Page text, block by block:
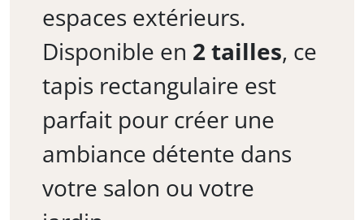
espaces extérieurs.
Disponible en 2 tailles, ce
tapis rectangulaire est
parfait pour créer une
ambiance détente dans
votre salon ou votre